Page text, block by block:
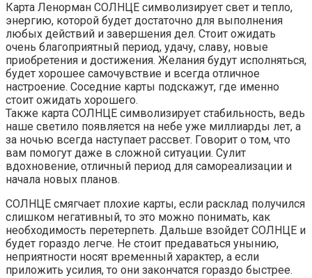
Карта Ленорман СОЛНЦЕ символизирует свет и тепло,
энергию, которой будет достаточно для выполнения
любых действий и завершения дел. Стоит ожидать
очень благоприятный период, удачу, славу, новые
приобретения и достижения. Желания будут исполняться,
будет хорошее самочувствие и всегда отличное
настроение. Соседние карты подскажут, где именно
стоит ожидать хорошего.
Также карта СОЛНЦЕ символизирует стабильность, ведь
наше светило появляется на небе уже миллиарды лет, а
за ночью всегда наступает рассвет. Говорит о том, что
вам помогут даже в сложной ситуации. Сулит
вдохновение, отличный период для самореализации и
начала новых планов.
СОЛНЦЕ смягчает плохие карты, если расклад получился
слишком негативный, то это можно понимать, как
необходимость перетерпеть. Дальше взойдет СОЛНЦЕ и
будет гораздо легче. Не стоит предаваться унынию,
неприятности носят временный характер, а если
приложить усилия, то они закончатся гораздо быстрее.